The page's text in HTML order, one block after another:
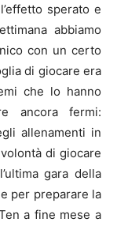
sperato e
abbiamo
con un certo
di giocare era
che lo hanno
ancora fermi:
allenamenti in
di giocare
gara della
per preparare la
a fine mese a